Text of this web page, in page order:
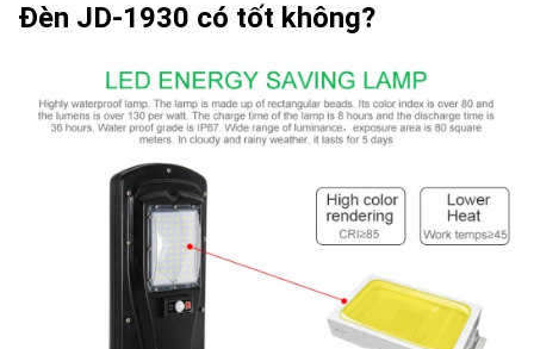
Đèn JD-1930 có tốt không?